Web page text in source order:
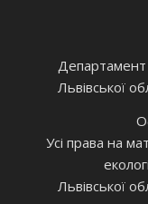
Департамент
Львівської
Усі права на
Львівської